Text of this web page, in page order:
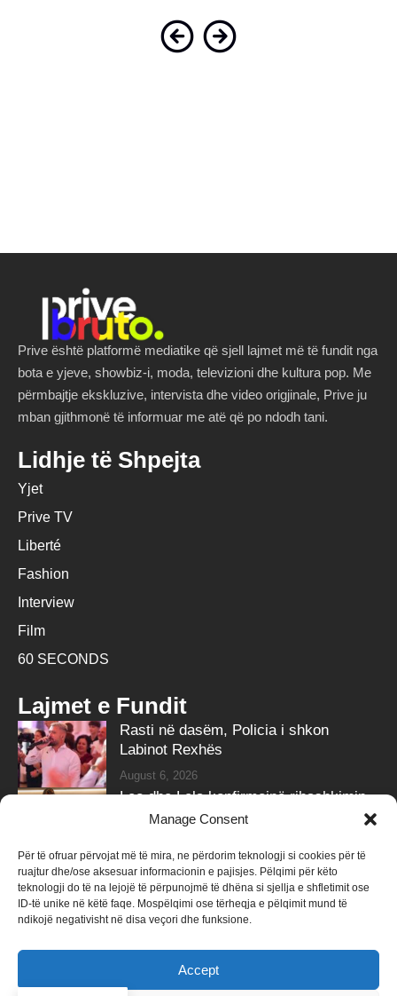
Manage Consent
Për të ofruar përvojat më të mira, ne përdorim teknologji si cookies për të
ruajtur dhe/ose aksesuar informacionin e pajisjes. Pëlqimi për këto
teknologji do të na lejojë të përpunojmë të dhëna si sjellja e shfletimit ose
ID-të unike në këtë faqe. Mospëlqimi ose tërheqja e pëlqimit mund të
ndikojë negativisht në disa veçori dhe funksione.
Accept
Prive është platformë mediatike që sjell lajmet më të fundit nga
bota e yjeve, showbiz-i, moda, televizioni dhe kultura pop. Me
përmbajtje ekskluzive, intervista dhe video origjinale, Prive ju
mban gjithmonë të informuar me atë që po ndodh tani.
Lidhje të Shpejta
Yjet
Prive TV
Liberté
Fashion
Interview
Film
60 SECONDS
Lajmet e Fundit
Rasti në dasëm, Policia i shkon
Labinot Rexhës
August 6, 2026
Leo dhe Lela konfirmojnë ribashkimin
me klipin e ri
Follow Us
258kFollowers 415k Followers